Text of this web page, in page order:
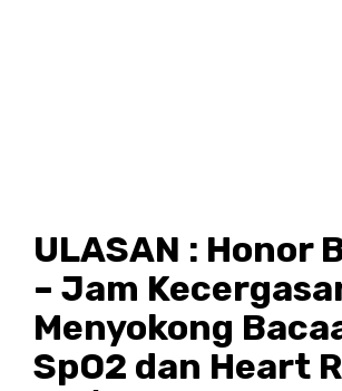
ULASAN : Honor
– Jam
Menyokong
SpO2 dan Heart